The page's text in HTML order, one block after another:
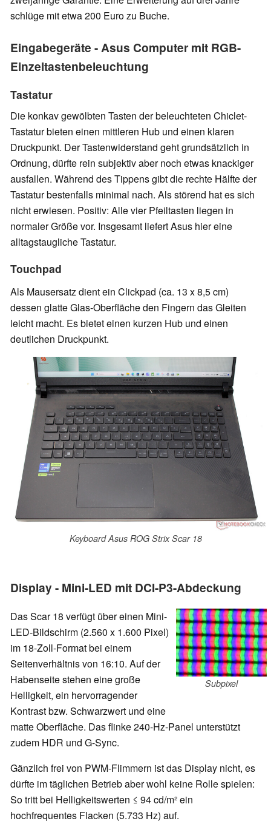
schlüge mit etwa 200 Euro zu Buche.
Eingabegeräte - Asus Computer mit RGB-
Einzeltastenbeleuchtung
Tastatur
Die konkav gewölbten Tasten der beleuchteten Chiclet-
Tastatur bieten einen mittleren Hub und einen klaren
Druckpunkt. Der Tastenwiderstand geht grundsätzlich in
Ordnung, dürfte rein subjektiv aber noch etwas knackiger
ausfallen. Während des Tippens gibt die rechte Hälfte der
Tastatur bestenfalls minimal nach. Als störend hat es sich
nicht erwiesen. Positiv: Alle vier Pfeiltasten liegen in
normaler Größe vor. Insgesamt liefert Asus hier eine
alltagstaugliche Tastatur.
Touchpad
Als Mausersatz dient ein Clickpad (ca. 13 x 8,5 cm)
dessen glatte Glas-Oberfläche den Fingern das Gleiten
leicht macht. Es bietet einen kurzen Hub und einen
deutlichen Druckpunkt.
Keyboard Asus ROG Strix Scar 18
Display - Mini-LED mit DCI-P3-Abdeckung
Subpixel
Das Scar 18 verfügt über einen Mini-
LED-Bildschirm (2.560 x 1.600 Pixel)
im 18-Zoll-Format bei einem
Seitenverhältnis von 16:10. Auf der
Habenseite stehen eine große
Helligkeit, ein hervorragender
Kontrast bzw. Schwarzwert und eine
matte Oberfläche. Das flinke 240-Hz-Panel unterstützt
zudem HDR und G-Sync.
Gänzlich frei von PWM-Flimmern ist das Display nicht, es
dürfte im täglichen Betrieb aber wohl keine Rolle spielen:
So tritt bei Helligkeitswerten ≤ 94 cd/m² ein
hochfrequentes Flacken (5.733 Hz) auf.